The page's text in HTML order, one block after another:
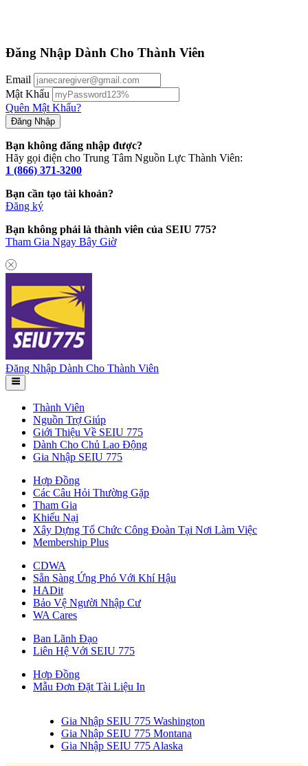
Đăng Nhập Dành Cho Thành Viên
Email
Mật Khẩu
Quên Mật Khẩu?
Bạn không đăng nhập được?
Hãy gọi điện cho Trung Tâm Nguồn Lực Thành Viên:
1 (866) 371-3200
Bạn cần tạo tài khoản?
Đăng ký
Bạn không phải là thành viên của SEIU 775?
Tham Gia Ngay Bây Giờ
Đăng Nhập Dành Cho Thành Viên
Thành Viên
Nguồn Trợ Giúp
Giới Thiệu Về SEIU 775
Dành Cho Chủ Lao Động
Gia Nhập SEIU 775
Hợp Đồng
Các Câu Hỏi Thường Gặp
Tham Gia
Khiếu Nại
Xây Dựng Tổ Chức Công Đoàn Tại Nơi Làm Việc
Membership Plus
CDWA
Sẵn Sàng Ứng Phó Với Khí Hậu
HADit
Bảo Vệ Người Nhập Cư
WA Cares
Ban Lãnh Đạo
Liên Hệ Với SEIU 775
Hợp Đồng
Mẫu Đơn Đặt Tài Liệu In
Gia Nhập SEIU 775 Washington
Gia Nhập SEIU 775 Montana
Gia Nhập SEIU 775 Alaska